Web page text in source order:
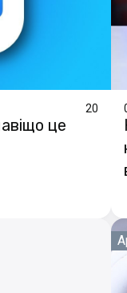
20
це